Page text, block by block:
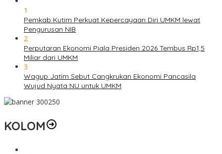
1
Pemkab Kutim Perkuat Kepercayaan Diri UMKM lewat
Pengurusan NIB
2
Perputaran Ekonomi Piala Presiden 2026 Tembus Rp1,5
Miliar dari UMKM
3
Wagup Jatim Sebut Cangkrukan Ekonomi Pancasila
Wujud Nyata NU untuk UMKM
KOLOM